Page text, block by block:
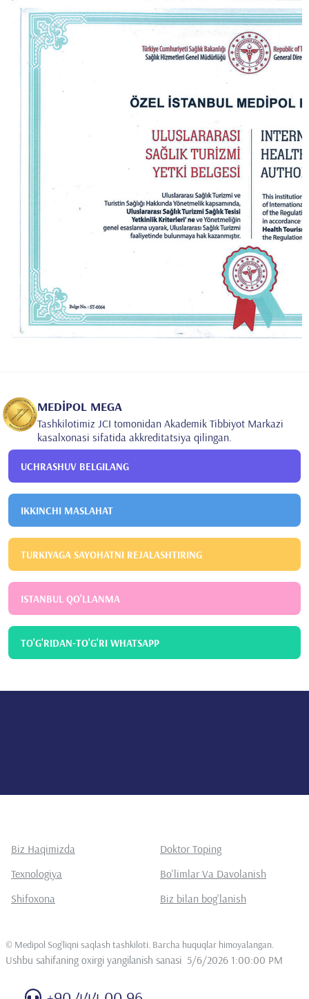
MEDİPOL MEGA
Tashkilotimiz JCI tomonidan Akademik Tibbiyot Markazi
kasalxonasi sifatida akkreditatsiya qilingan.
UCHRASHUV BELGILANG
IKKINCHI MASLAHAT
TURKIYAGA SAYOHATNI REJALASHTIRING
ISTANBUL QO'LLANMA
TO'G'RIDAN-TO'G'RI WHATSAPP
Biz Haqimizda
Doktor Toping
Texnologiya
Bo'limlar Va Davolanish
Shifoxona
Biz bilan bog'lanish
© Medipol Sog'liqni saqlash tashkiloti. Barcha huquqlar himoyalangan.
Ushbu sahifaning oxirgi yangilanish sanasi 5/6/2026 1:00:00 PM